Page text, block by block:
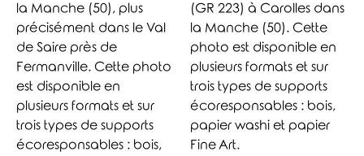
la Manche (50), plus
précisément dans le Val
de Saire près de
Fermanville. Cette photo
est disponible en
plusieurs formats et sur
trois types de supports
écoresponsables : bois,
(GR 223) à Carolles dans
la Manche (50). Cette
photo est disponible en
plusieurs formats et sur
trois types de supports
écoresponsables : bois,
papier washi et papier
Fine Art.